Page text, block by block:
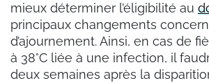
mieux déterminer l’éligibilité au
principaux changements
d’ajournement. Ainsi, en cas de
à 38°C liée à une infection, il
deux semaines après la